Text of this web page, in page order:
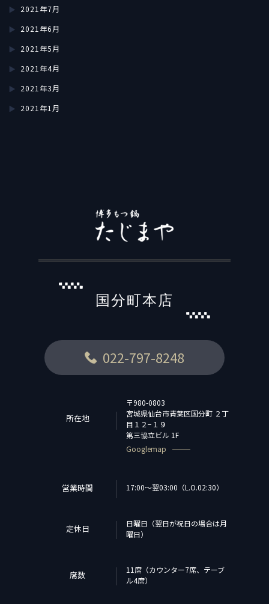
2021年7月
2021年6月
2021年5月
2021年4月
2021年3月
2021年1月
国分町本店
022-797-8248
所在地
〒980-0803
宮城県仙台市青葉区国分町 ２丁
目１２−１９
第三協立ビル 1F
Googlemap
営業時間 17:00〜翌03:00（L.O.02:30）
定休日
日曜日（翌日が祝日の場合は月
曜日）
席数
11席（カウンター7席、テーブ
ル4席）